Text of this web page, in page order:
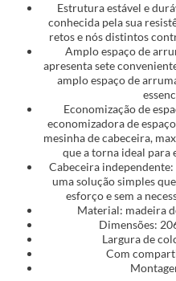
Estrutura estável e
conhecida pela sua
retos e nós distintos
Amplo espaço de
apresenta sete
amplo espaço de
Economização de
economizadora de
mesinha de cabeceira,
que a torna ideal para
Cabeceira
uma solução simples
esforço e sem a
Material: madeira
Dimensões:
Largura de
Com